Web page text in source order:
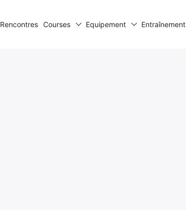
Rencontres Courses Equipement Entraînement